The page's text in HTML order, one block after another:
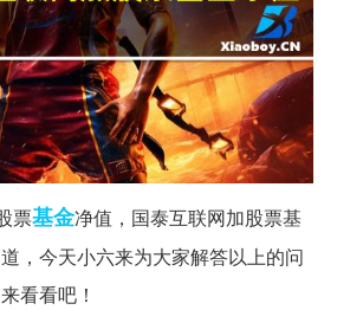
票基金净值，国泰互联网加股票基
，今天小六来为大家解答以上的问
看看吧！